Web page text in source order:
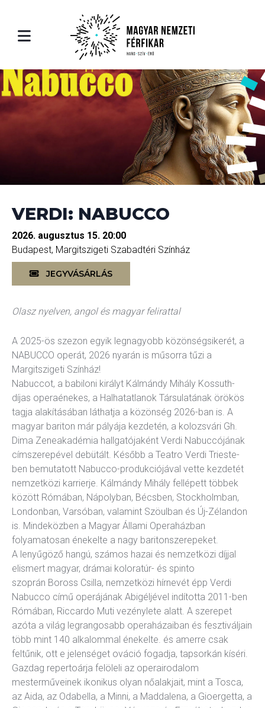
története
A Férfikar
A Férfikar
VERDI: NABUCCO
2026. augusztus 15. 20:00
Budapest, Margitszigeti Szabadtéri Színház
JEGYVÁSÁRLÁS
Olasz nyelven, angol és magyar felirattal
A 2025-ös szezon egyik legnagyobb közönségsikerét, a
NABUCCO operát, 2026 nyarán is műsorra tűzi a
Margitszigeti Színház!
Nabuccot, a babiloni királyt Kálmándy Mihály Kossuth-
díjas operaénekes, a Halhatatlanok Társulatának örökös
tagja alakításában láthatja a közönség 2026-ban is. A
magyar bariton már pályája kezdetén, a kolozsvári Gh.
Dima Zeneakadémia hallgatójaként Verdi Nabuccójának
címszerepével debütált. Később a Teatro Verdi Trieste-
ben bemutatott Nabucco-produkciójával vette kezdetét
nemzetközi karrierje. Kálmándy Mihály fellépett többek
között Rómában, Nápolyban, Bécsben, Stockholmban,
Londonban, Varsóban, valamint Szöulban és Új-Zélandon
is. Mindeközben a Magyar Állami Operaházban
folyamatosan énekelte a nagy baritonszerepeket.
A lenyűgöző hangú, számos hazai és nemzetközi díjjal
elismert magyar, drámai koloratúr- és spinto
szoprán Boross Csilla, nemzetközi hírnevét épp Verdi
Nabucco című operájának Abigéljével indította 2011-ben
Rómában, Riccardo Muti vezénylete alatt. A szerepet
azóta a világ legrangosabb operaházaiban és fesztiváljain
több mint 140 alkalommal énekelte. és amerre csak
feltűnik, ott e jelenséget ováció fogadja, tapsorkán kíséri.
Gazdag repertoárja felöleli az operairodalom
mesterműveinek ikonikus olyan nőalakjait, mint a Tosca,
az Aida, az Odabella, a Minni, a Maddalena, a Gioergetta, a